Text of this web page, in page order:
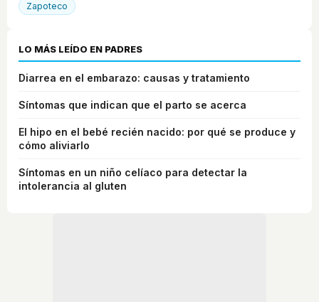
Zapoteco
LO MÁS LEÍDO EN PADRES
Diarrea en el embarazo: causas y tratamiento
Síntomas que indican que el parto se acerca
El hipo en el bebé recién nacido: por qué se produce y
cómo aliviarlo
Síntomas en un niño celíaco para detectar la
intolerancia al gluten